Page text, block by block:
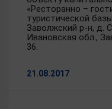
«Ресторанно –
туристической
Заволжский р-н, д.
Ивановская обл.,
36.
21.08.2017